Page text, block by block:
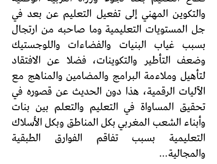
والتكوين المهني إلى تفعيل التعليم عن بعد في
جل المستويات التعليمية وما صاحبه من ارتجال
بسبب غياب البنيات والفضاءات واللوجستيك
وضعف التأطير والتكوينات، فضلا عن الافتقاد
لتأهيل وملاءمة البرامج والمضامين والمناهج مع
الآليات الرقمية، هذا دون الحديث عن قصوره في
تحقيق المساواة في التعليم والتعلم بين بنات
وأبناء الشعب المغربي بكل المناطق وبكل الأسلاك
التعليمية بسبب تفاقم الفوارق الطبقية
والمجالية…